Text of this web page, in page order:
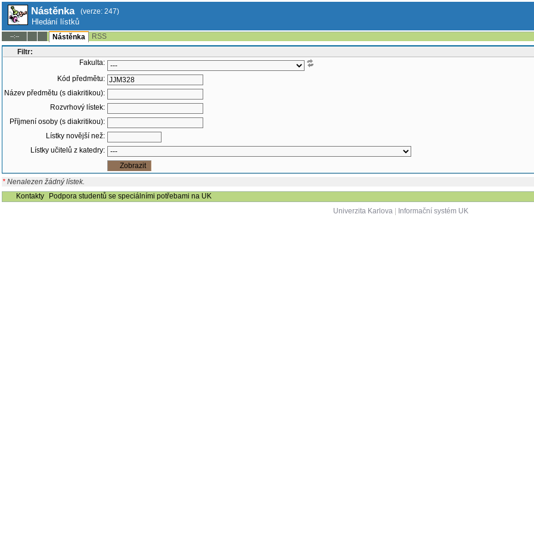
Nástěnka (verze: 247)
Hledání lístků
--:-- Nástěnka
RSS
Filtr:
Fakulta:
Kód předmětu:
Název předmětu (s diakritikou):
Rozvrhový lístek:
Příjmení osoby (s diakritikou):
Lístky novější než:
Lístky učitelů z katedry:
* Nenalezen žádný lístek.
Kontakty
Podpora studentů se speciálními potřebami na UK
Univerzita Karlova| Informační systém UK